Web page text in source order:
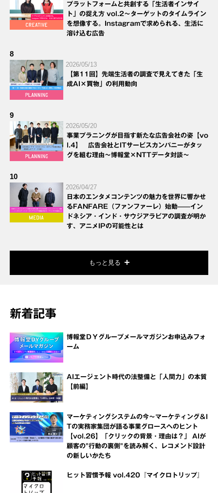
プラットフォームと共創する「生活者インサイ
ト」の捉え方 vol.2～ターゲットのタイムライン
を想像する。Instagramで求められる、生活に
溶け込む広告
8
2026/05/13
【第11回】先端生活者の調査で見えてきた「生
成AI×買物」の利用動向
9
2026/05/20
事業プラニングが目指す新たな広告会社の姿【vo
l.4】 広告会社とITサービスカンパニーがタッ
グを組む理由～博報堂×NTTデータ対談～
10
2026/04/27
日本のエンタメコンテンツの魅力を世界に響かせ
るFANFARE（ファンファーレ）始動——イン
ドネシア・インド・サウジアラビアの調査が明か
す、アニメIPの可能性とは
もっと見る
新着記事
博報堂ＤＹグループメールマガジンお申込みフォ
ーム
AIエージェント時代の法整備と「人間力」の本質
【前編】
マーケティングシステムの今～マーケティング＆I
Tの実務家集団が語る事業グロースへのヒント
【vol.26】「クリックの背景・理由は？」 AIが
顧客の"行動の裏側"を読み解く、レコメンド設計
の新しいかたち
ヒット習慣予報 vol.420『マイクロトリップ』